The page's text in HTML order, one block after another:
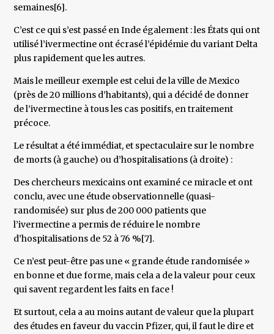
semaines[6].
C’est ce qui s’est passé en Inde également : les États qui ont
utilisé l’ivermectine ont écrasé l’épidémie du variant Delta
plus rapidement que les autres.
Mais le meilleur exemple est celui de la ville de Mexico
(près de 20 millions d’habitants), qui a décidé de donner
de l’ivermectine à tous les cas positifs, en traitement
précoce.
Le résultat a été immédiat, et spectaculaire sur le nombre
de morts (à gauche) ou d’hospitalisations (à droite) :
Des chercheurs mexicains ont examiné ce miracle et ont
conclu, avec une étude observationnelle (quasi-
randomisée) sur plus de 200 000 patients que
l’ivermectine a permis de réduire le nombre
d’hospitalisations de 52 à 76 %[7].
Ce n’est peut-être pas une « grande étude randomisée »
en bonne et due forme, mais cela a de la valeur pour ceux
qui savent regardent les faits en face !
Et surtout, cela a au moins autant de valeur que la plupart
des études en faveur du vaccin Pfizer, qui, il faut le dire et